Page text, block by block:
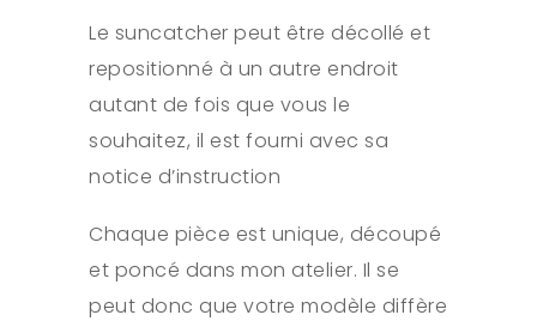
Le suncatcher peut être décollé et
repositionné à un autre endroit
autant de fois que vous le
souhaitez, il est fourni avec sa
notice d’instruction
Chaque pièce est unique, découpé
et poncé dans mon atelier. Il se
peut donc que votre modèle diffère